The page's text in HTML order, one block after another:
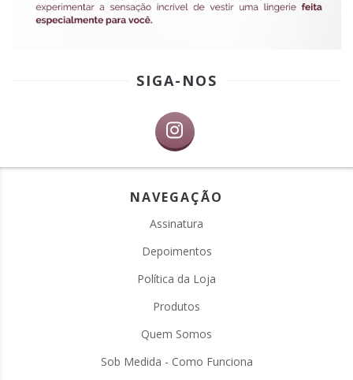
SIGA-NOS
NAVEGAÇÃO
Assinatura
Depoimentos
Política da Loja
Produtos
Quem Somos
Sob Medida - Como Funciona